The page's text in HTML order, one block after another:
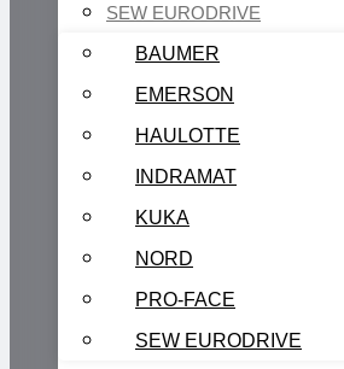
SEW EURODRIVE
BAUMER
EMERSON
HAULOTTE
INDRAMAT
KUKA
NORD
PRO-FACE
SEW EURODRIVE